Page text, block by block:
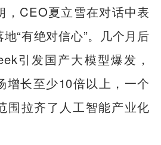
，CEO夏立雪在对话中表
“有绝对信心”。几个月后
引发国产大模型爆发，
增长至少10倍以上，一个
围拉齐了人工智能产业化